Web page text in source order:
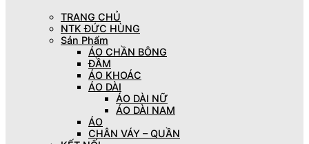
TRANG CHỦ
NTK ĐỨC HÙNG
Sản Phẩm
ÁO CHẦN BÔNG
ĐẦM
ÁO KHOÁC
ÁO DÀI
ÁO DÀI NỮ
ÁO DÀI NAM
ÁO
CHÂN VÁY – QUẦN